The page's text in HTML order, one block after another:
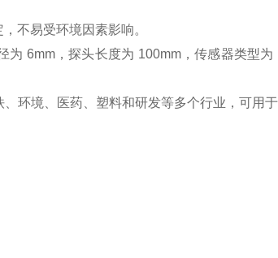
不易受环境因素影响。
6mm，探头长度为 100mm，传感器类型
环境、医药、塑料和研发等多个行业，可用